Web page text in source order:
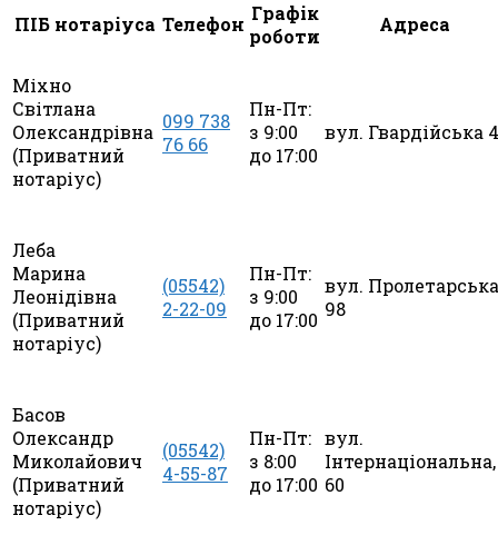
ПІБ нотаріуса Телефон Графік
роботи
Адреса
Міхно
Світлана
Олександрівна
(Приватний
нотаріус)
099 738
76 66
Пн-Пт:
з 9:00
до 17:00
вул. Гвардійська 4
Леба
Марина
Леонідівна
(Приватний
нотаріус)
(05542)
2-22-09
Пн-Пт:
з 9:00
до 17:00
вул.
98
Басов
Олександр
Миколайович
(Приватний
нотаріус)
(05542)
4-55-87
Пн-Пт:
з 8:00
до 17:00
вул.
Інтернаціональна,
60